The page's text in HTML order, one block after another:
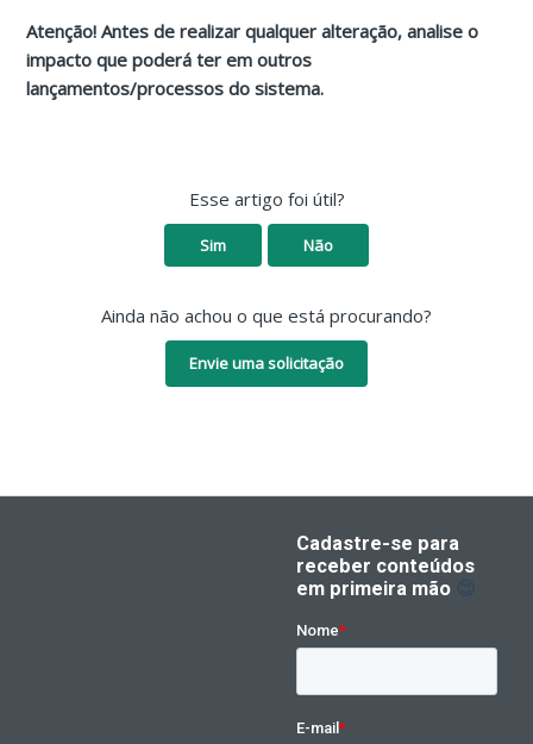
Atenção! Antes de realizar qualquer alteração, analise o
impacto que poderá ter em outros
lançamentos/processos do sistema.
Esse artigo foi útil?
Sim Não
Ainda não achou o que está procurando?
Envie uma solicitação